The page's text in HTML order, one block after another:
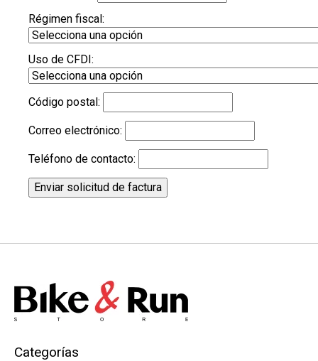
Régimen fiscal:
Uso de CFDI:
Código postal:
Correo electrónico:
Teléfono de contacto:
Enviar solicitud de factura
Categorías